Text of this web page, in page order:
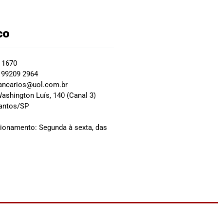
2964
Luís, 140 (Canal 3)
SP
Segunda à sexta, das